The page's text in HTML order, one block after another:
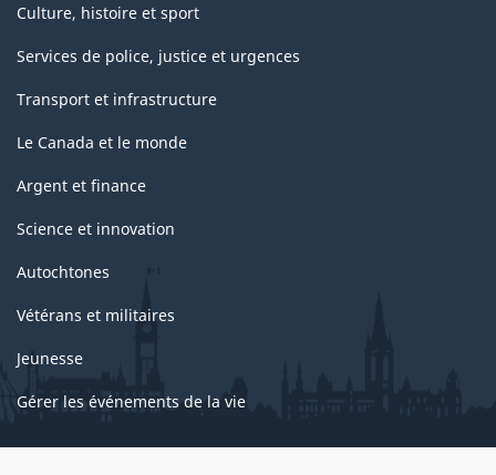
Culture, histoire et sport
Services de police, justice et urgences
Transport et infrastructure
Le Canada et le monde
Argent et finance
Science et innovation
Autochtones
Vétérans et militaires
Jeunesse
Gérer les événements de la vie